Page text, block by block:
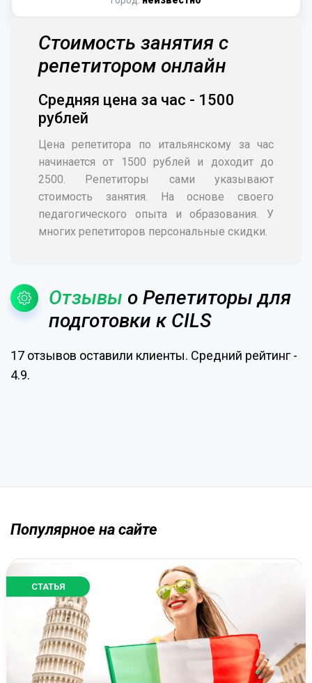
Стоимость занятия с
репетитором онлайн
Средняя цена за час - 1500
рублей
Цена репетитора по итальянскому за час
начинается от 1500 рублей и доходит до
2500. Репетиторы сами указывают
стоимость занятия. На основе своего
педагогического опыта и образования. У
многих репетиторов персональные скидки.
Отзывы о Репетиторы для
подготовки к CILS
17 отзывов оставили клиенты. Средний рейтинг -
4.9.
Популярное на сайте
СТАТЬЯ